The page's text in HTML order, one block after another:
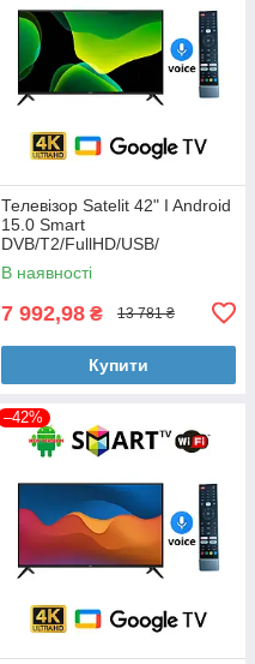
Телевізор Satelit 42" I Android
15.0 Smart
DVB/T2/FullHD/USB/
(1980x1080) блютуз пульт
В наявності
7 992,98 ₴ 13 781 ₴
Купити
–42%